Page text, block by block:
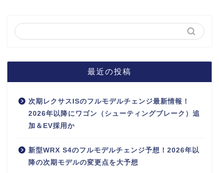
最近の投稿
次期レクサスISのフルモデルチェンジ最新情報！
2026年以降にワゴン（シューティングブレーク）追
加＆EV採用か
新型WRX S4のフルモデルチェンジ予想！2026年以
降の次期モデルの変更点を大予想